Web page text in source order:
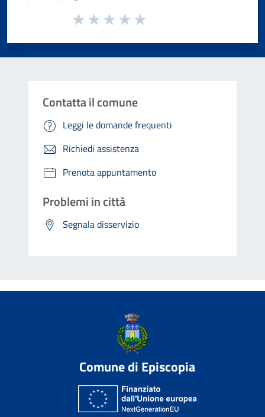
Valuta da 1 a 5 stelle la pagina
Contatta il comune
Leggi le domande frequenti
Richiedi assistenza
Prenota appuntamento
Problemi in città
Segnala disservizio
Comune di Episcopia